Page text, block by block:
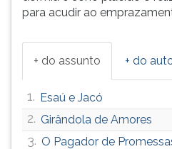
para acudir ao
+ do assunto + do
1. Esaú e Jacó
2. Girândola de Amores
3. O Pagador de